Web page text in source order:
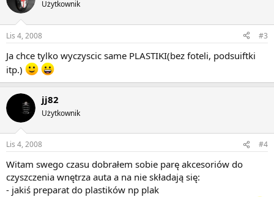
Użytkownik
Lis 4, 2008 #3
Ja chce tylko wyczyscic same PLASTIKI(bez foteli, podsuiftki
itp.)
jj82
Użytkownik
Lis 4, 2008 #4
Witam swego czasu dobrałem sobie parę akcesoriów do
czyszczenia wnętrza auta a na nie składają się:
- jakiś preparat do plastików np plak